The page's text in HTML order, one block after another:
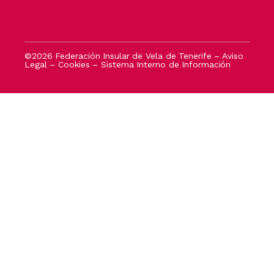
©2026 Federación Insular de Vela de Tenerife – Aviso
Legal –Cookies –Sistema Interno de Información